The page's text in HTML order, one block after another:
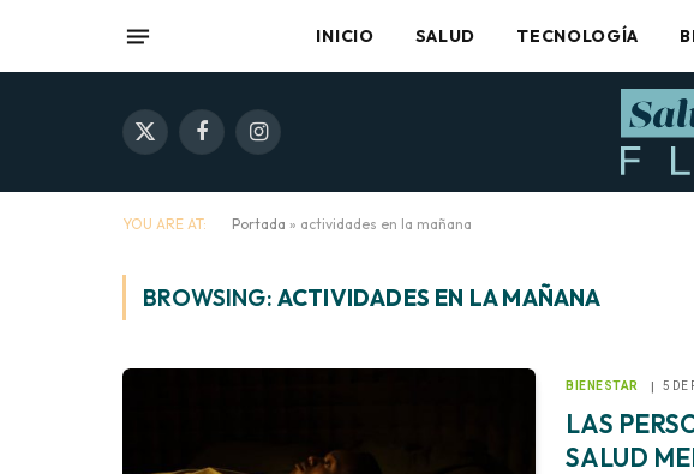
INICIO SALUD TECNOLOGÍA
X
FacebookInstagram
YOU ARE AT: Portada » actividades en la mañana
BROWSING: ACTIVIDADES EN LA MAÑANA
BIENESTAR 5 DE
LAS
SALUD